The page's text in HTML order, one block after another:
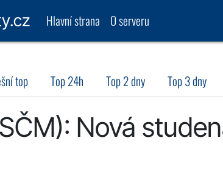
Hlavní strana O serveru
top Top 24h Top 2 dny Top 3 dny
Nová